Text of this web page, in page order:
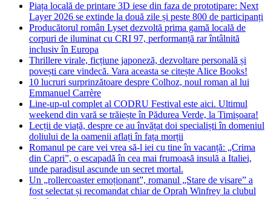
Piața locală de printare 3D iese din faza de prototipare: Next
Layer 2026 se extinde la două zile și peste 800 de participanți
Producătorul român Lyset dezvoltă prima gamă locală de
corpuri de iluminat cu CRI 97, performanță rar întâlnită
inclusiv în Europa
Thrillere virale, ficțiune japoneză, dezvoltare personală și
povești care vindecă. Vara aceasta se citește Alice Books!
10 lucruri surprinzătoare despre Colhoz, noul roman al lui
Emmanuel Carrère
Line-up-ul complet al CODRU Festival este aici. Ultimul
weekend din vară se trăiește în Pădurea Verde, la Timișoara!
Lecții de viață, despre ce au învățat doi specialiști în domeniul
doliului de la oamenii aflați în fața morții
Romanul pe care vei vrea să-l iei cu tine în vacanță: „Crima
din Capri”, o escapadă în cea mai frumoasă insulă a Italiei,
unde paradisul ascunde un secret mortal.
Un „rollercoaster emoționant”, romanul „Stare de visare” a
fost selectat și recomandat chiar de Oprah Winfrey la clubul